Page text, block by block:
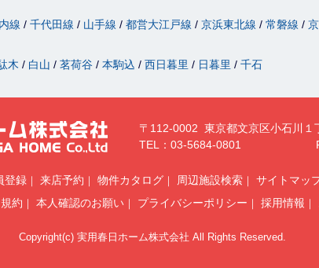
線 千代田線 山手線 都営大江戸線 京浜東北線 常磐線
木 白山 茗荷谷 本駒込 西日暮里 日暮里 千石
〒112-0002 東京都文京区小石川１
TEL：03-5684-0801
登録 来店予約 物件カタログ 周辺施設検索
サイトマッ
約 本人確認のお願い プライバシーポリシー 採用情報
Copyright(c) 実用春日ホーム株式会社 All Rights Reserved.